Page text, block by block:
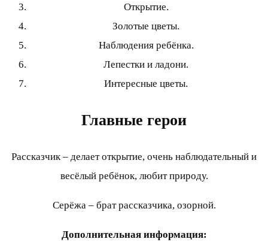
Открытие.
Золотые цветы.
Наблюдения ребёнка.
Лепестки и ладони.
Интересные цветы.
Главные герои
Рассказчик – делает открытие, очень наблюдательный и
весёлый ребёнок, любит природу.
Серёжа – брат рассказчика, озорной.
Дополнительная информация: